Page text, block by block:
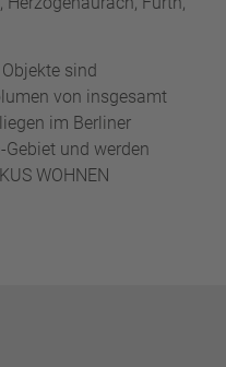
sind
von insgesamt
im Berliner
und werden
WOHNEN